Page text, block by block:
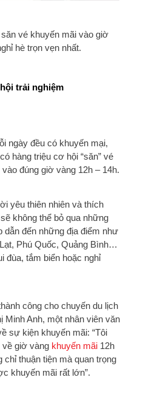
vé khuyến mãi vào giờ
hè trọn vẹn nhất.
trải nghiệm
ngày đều có khuyến mại,
hàng triệu cơ hội “săn” vé
đúng giờ vàng 12h – 14h.
yêu thiên nhiên và thích
không thể bỏ qua những
dẫn đến những địa điểm như
Phú Quốc, Quảng Bình…
đùa, tắm biển hoặc nghỉ
công cho chuyến du lịch
Minh Anh, một nhân viên văn
sự kiện khuyến mãi: “Tôi
giờ vàng khuyến mãi 12h
chỉ thuận tiện mà quan trọng
khuyến mãi rất lớn”.